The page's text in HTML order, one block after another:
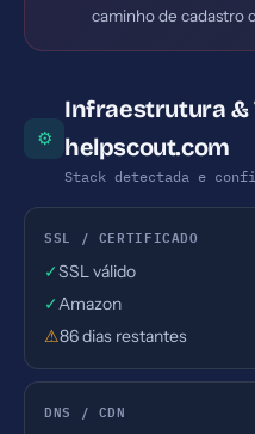
caminho de cadastro
⚙
Infraestrutura &
helpscout.com
Stack detectada e
SSL / CERTIFICADO
✓SSL válido
✓Amazon
⚠86 dias restantes
DNS / CDN